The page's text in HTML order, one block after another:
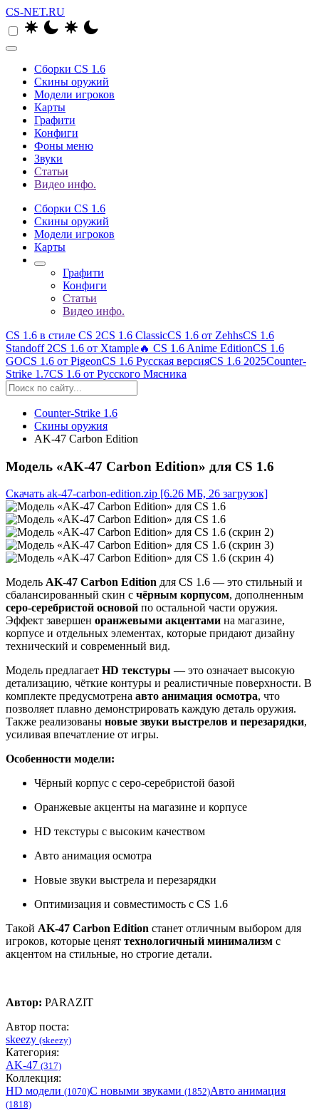
CS-NET.RU
Сборки CS 1.6
Скины оружий
Модели игроков
Карты
Графити
Конфиги
Фоны меню
Звуки
Статьи
Видео инфо.
Сборки CS 1.6
Скины оружий
Модели игроков
Карты
Графити
Конфиги
Статьи
Видео инфо.
CS 1.6 в стиле CS 2CS 1.6 ClassicCS 1.6 от ZehhsCS 1.6
Standoff 2CS 1.6 от Xtample🔥 CS 1.6 Anime EditionCS 1.6
GOCS 1.6 от PigeonCS 1.6 Русская версияCS 1.6 2025Counter-
Strike 1.7CS 1.6 от Русского Мясника
Counter-Strike 1.6
Скины оружия
AK-47 Carbon Edition
Модель «AK-47 Carbon Edition» для CS 1.6
Скачать ak-47-carbon-edition.zip [6.26 МБ, 26 загрузок]
Модель AK-47 Carbon Edition для CS 1.6 — это стильный и
сбалансированный скин с чёрным корпусом, дополненным
серо-серебристой основой по остальной части оружия.
Эффект завершен оранжевыми акцентами на магазине,
корпусе и отдельных элементах, которые придают дизайну
технический и современный вид.
Модель предлагает HD текстуры — это означает высокую
детализацию, чёткие контуры и реалистичные поверхности. В
комплекте предусмотрена авто анимация осмотра, что
позволяет плавно демонстрировать каждую деталь оружия.
Также реализованы новые звуки выстрелов и перезарядки,
усиливая впечатление от игры.
Особенности модели:
Чёрный корпус с серо-серебристой базой
Оранжевые акценты на магазине и корпусе
HD текстуры с высоким качеством
Авто анимация осмотра
Новые звуки выстрела и перезарядки
Оптимизация и совместимость с CS 1.6
Такой AK-47 Carbon Edition станет отличным выбором для
игроков, которые ценят технологичный минимализм с
акцентом на стильные, но строгие детали.
Автор: PARAZIT
Автор поста:
skeezy (skeezy)
Категория:
AK-47 (317)
Коллекция:
HD модели (1070)С новыми звуками (1852)Авто анимация
(1818)